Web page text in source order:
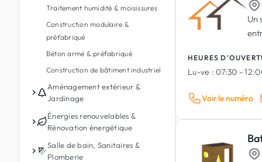
Traitement humidité & moisissures
Construction modulaire &
préfabriqué
Béton armé & préfabriqué
Construction de bâtiment industriel
Aménagement extérieur &
Jardinage
Entretien de jardin
Conception de jardin & paysages
Aménagement extérieur
Énergies renouvelables &
Rénovation énergétique
Photovoltaïque
Salle de bain, Sanitaires &
Plomberie
Un
HEURES
Lu-ve : 07:30 -
Voir le numéro